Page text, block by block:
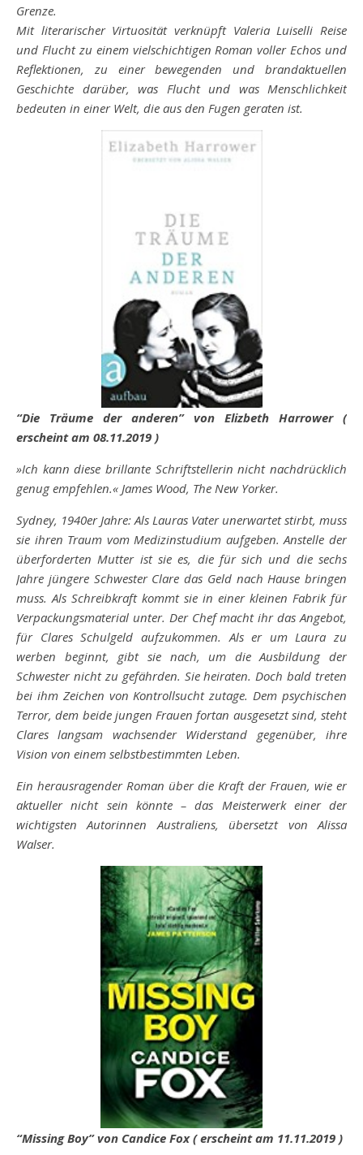
Grenze.
Mit literarischer Virtuosität verknüpft Valeria Luiselli Reise
und Flucht zu einem vielschichtigen Roman voller Echos und
Reflektionen, zu einer bewegenden und brandaktuellen
Geschichte darüber, was Flucht und was Menschlichkeit
bedeuten in einer Welt, die aus den Fugen geraten ist.
“Die Träume der anderen” von Elizbeth Harrower (
erscheint am 08.11.2019 )
»Ich kann diese brillante Schriftstellerin nicht nachdrücklich
genug empfehlen.« James Wood, The New Yorker.
Sydney, 1940er Jahre: Als Lauras Vater unerwartet stirbt, muss
sie ihren Traum vom Medizinstudium aufgeben. Anstelle der
überforderten Mutter ist sie es, die für sich und die sechs
Jahre jüngere Schwester Clare das Geld nach Hause bringen
muss. Als Schreibkraft kommt sie in einer kleinen Fabrik für
Verpackungsmaterial unter. Der Chef macht ihr das Angebot,
für Clares Schulgeld aufzukommen. Als er um Laura zu
werben beginnt, gibt sie nach, um die Ausbildung der
Schwester nicht zu gefährden. Sie heiraten. Doch bald treten
bei ihm Zeichen von Kontrollsucht zutage. Dem psychischen
Terror, dem beide jungen Frauen fortan ausgesetzt sind, steht
Clares langsam wachsender Widerstand gegenüber, ihre
Vision von einem selbstbestimmten Leben.
Ein herausragender Roman über die Kraft der Frauen, wie er
aktueller nicht sein könnte – das Meisterwerk einer der
wichtigsten Autorinnen Australiens, übersetzt von Alissa
Walser.
“Missing Boy” von Candice Fox ( erscheint am 11.11.2019 )